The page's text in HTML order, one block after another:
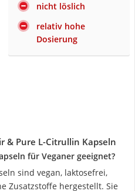
nicht löslich
relativ hohe
Dosierung
& Pure L-Citrullin Kapseln
für Veganer geeignet?
sind vegan, laktosefrei,
Zusatzstoffe hergestellt. Sie